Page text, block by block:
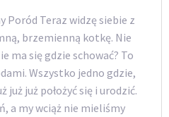
Poród Teraz widzę siebie z
brzemienną kotkę. Nie
ma się gdzie schować? To
Wszystko jedno gdzie,
już już położyć się i urodzić.
a my wciąż nie mieliśmy